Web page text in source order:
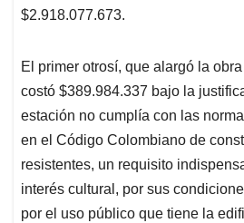
$2.918.077.673.
El primer otrosí, que alargó la
costó $389.984.337 bajo la
estación no cumplía con las
en el Código Colombiano de
resistentes, un requisito
interés cultural, por sus
por el uso público que tiene la